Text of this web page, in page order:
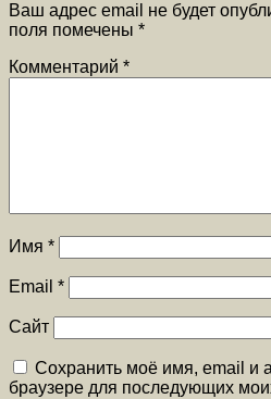
Ваш адрес email не будет
поля помечены *
Комментарий *
Имя *
Email *
Сайт
Сохранить моё имя, email и
браузере для последующих